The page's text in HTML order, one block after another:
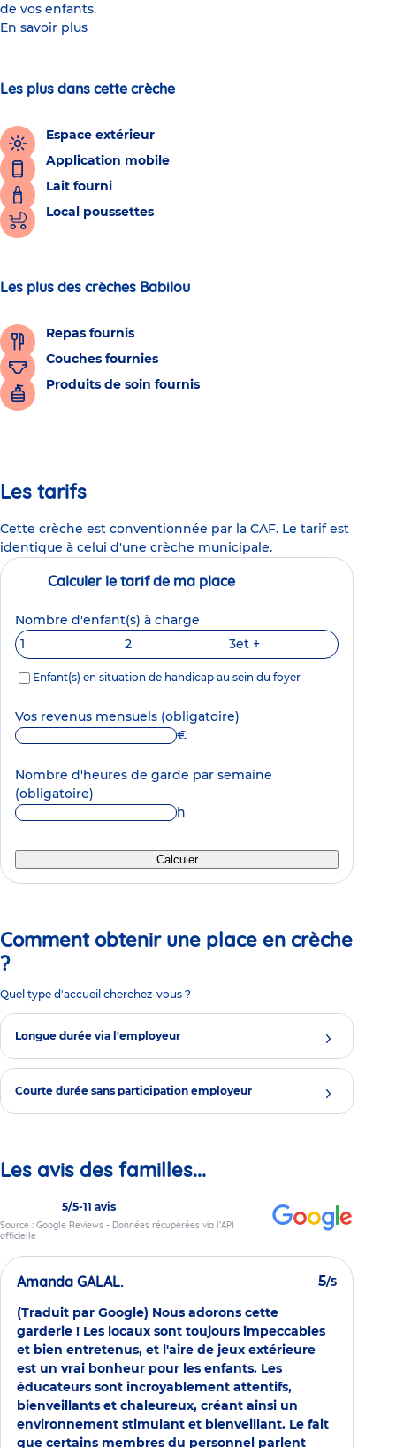
de vos enfants.
En savoir plus
Les plus dans cette crèche
Espace extérieur
Application mobile
Lait fourni
Local poussettes
Les plus des crèches Babilou
Repas fournis
Couches fournies
Produits de soin fournis
Les tarifs
Cette crèche est conventionnée par la CAF. Le tarif est
identique à celui d'une crèche municipale.
Calculer le tarif de ma place
Nombre d'enfant(s) à charge
1
2 3et +
Enfant(s) en situation de handicap au sein du foyer
Vos revenus mensuels (obligatoire)
€
Nombre d'heures de garde par semaine
(obligatoire)
h
Calculer
Comment obtenir une place en crèche
?
Quel type d'accueil cherchez-vous ?
Longue durée via l'employeur
Courte durée sans participation employeur
Les avis des familles...
5/5-11 avis
Source : Google Reviews - Données récupérées via l’API
officielle
Amanda GALAL. 5/5
(Traduit par Google) Nous adorons cette
garderie ! Les locaux sont toujours impeccables
et bien entretenus, et l'aire de jeux extérieure
est un vrai bonheur pour les enfants. Les
éducateurs sont incroyablement attentifs,
bienveillants et chaleureux, créant ainsi un
environnement stimulant et bienveillant. Le fait
que certains membres du personnel parlent